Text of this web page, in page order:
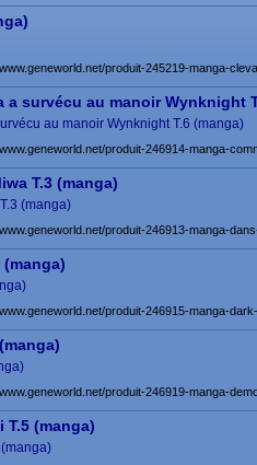
produit-245219-manga-
a survécu au manoir Wynknight
au manoir Wynknight T.6 (manga)
produit-246914-manga-
T.3 (manga)
(manga)
produit-246913-manga-
produit-246915-manga-
produit-246919-manga-
T.5 (manga)